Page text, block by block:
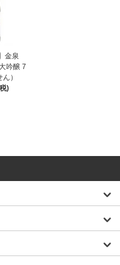
金泉
吟醸 7
）
)